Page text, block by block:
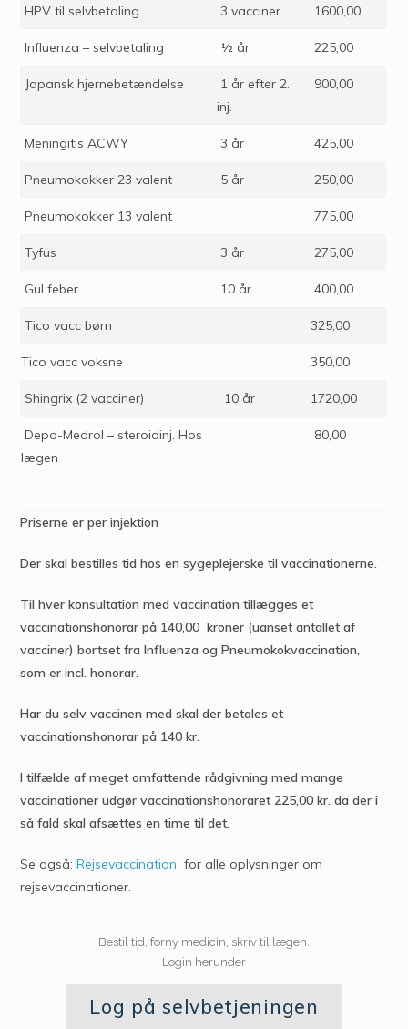
HPV til selvbetaling 3 vacciner 1600,00
Influenza – selvbetaling ½ år 225,00
Japansk hjernebetændelse
1 år efter 2.
inj.
900,00
Meningitis ACWY 3 år 425,00
Pneumokokker 23 valent 5 år 250,00
Pneumokokker 13 valent 775,00
Tyfus 3 år 275,00
Gul feber 10 år 400,00
Tico vacc børn 325,00
Tico vacc voksne 350,00
Shingrix (2 vacciner) 10 år 1720,00
Depo-Medrol – steroidinj. Hos
lægen
80,00
Priserne er per injektion
Der skal bestilles tid hos en sygeplejerske til vaccinationerne.
Til hver konsultation med vaccination tillægges et
vaccinationshonorar på 140,00 kroner (uanset antallet af
vacciner) bortset fra Influenza og Pneumokokvaccination,
som er incl. honorar.
Har du selv vaccinen med skal der betales et
vaccinationshonorar på 140 kr.
I tilfælde af meget omfattende rådgivning med mange
vaccinationer udgør vaccinationshonoraret 225,00 kr. da der i
så fald skal afsættes en time til det.
Se også:Rejsevaccination for alle oplysninger om
rejsevaccinationer.
Bestil tid, forny medicin, skriv til lægen.
Login herunder
Log på selvbetjeningen